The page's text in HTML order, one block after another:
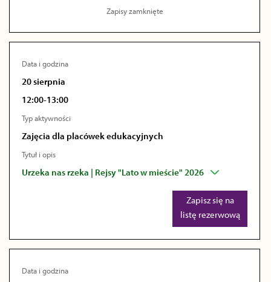
Zapisy zamknięte
Data i godzina
20 sierpnia
12:00-13:00
Typ aktywności
Zajęcia dla placówek edukacyjnych
Tytuł i opis
Urzeka nas rzeka | Rejsy "Lato w mieście" 2026
Zapisz się na
listę rezerwową
Data i godzina